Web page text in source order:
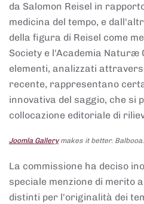
da Salomon Reisel in
medicina del tempo, e
della figura di Reisel come
Society e l'Academia Naturæ
elementi, analizzati
recente, rappresentano
innovativa del saggio, che si
collocazione editoriale di
Joomla Gallerymakes it better.
La commissione ha deciso
speciale menzione di merito
distinti per l'originalità dei